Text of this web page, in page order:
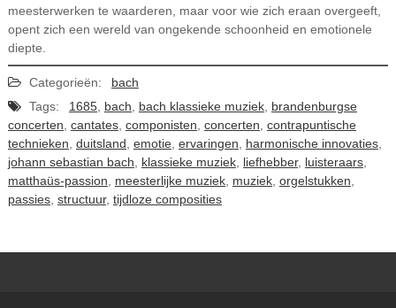
meesterwerken te waarderen, maar voor wie zich eraan overgeeft,
opent zich een wereld van ongekende schoonheid en emotionele
diepte.
Categorieën:
bach
Tags:
1685, bach bach klassieke muziek, brandenburgse
concerten cantates, componisten concerten contrapuntische
technieken duitsland emotie, ervaringen harmonische innovaties,
johann sebastian bach
klassieke muziek, liefhebber, luisteraars,
matthaüs-passion
meesterlijke muziek, muziek, orgelstukken
passies, structuur, tijdloze composities